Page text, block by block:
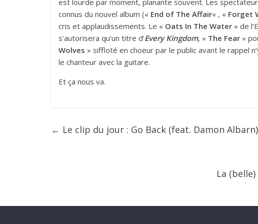
est lourde par moment, planante souvent. Les
connus du nouvel album (« End of The Affair« , « Forget
cris et applaudissements. Le « Oats In The Water » de
s’autorisera qu’un titre d’Every Kingdom, « The Fear »
Wolves » siffloté en choeur par le public avant le rappel
le chanteur avec la guitare.
Et ça nous va.
← Le clip du jour : Go Back (feat. Damon
La